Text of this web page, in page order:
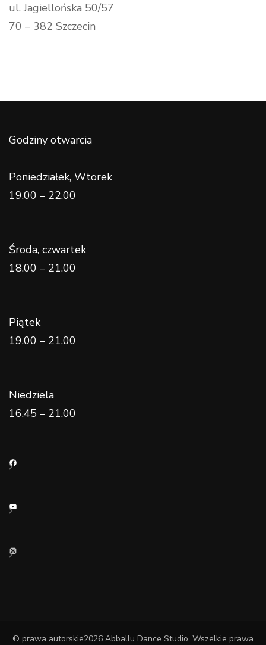
ul. Jagiellońska 50/57
70 – 382 Szczecin
Godziny otwarcia
Poniedziałek, Wtorek
19.00 – 22.00
Środa, czwartek
18.00 – 21.00
Piątek
19.00 – 21.00
Niedziela
16.45 – 21.00
Facebook
YouTube
Instagram
© prawa autorskie2026 Abballu Dance Studio. Wszelkie prawa